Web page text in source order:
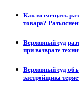
Как возмещать
товара?
Верховный суд
при возврате
Верховный суд
застройщика